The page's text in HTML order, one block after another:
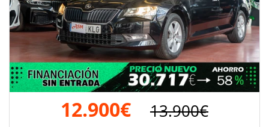
12.900€ 13.900€